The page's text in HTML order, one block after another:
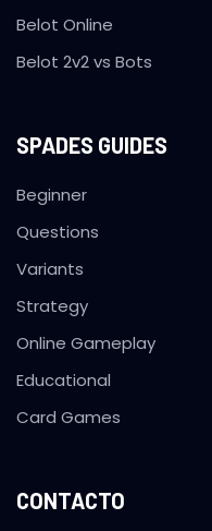
Belot Online
Belot 2v2 vs Bots
SPADES GUIDES
Beginner
Questions
Variants
Strategy
Online Gameplay
Educational
Card Games
CONTACTO